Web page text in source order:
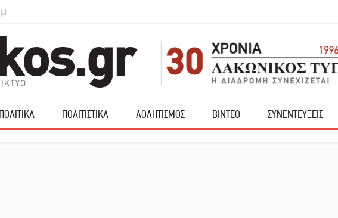
ΠΟΛΙΤΙΣΤΙΚΑ ΑΘΛΗΤΙΣΜΟΣ ΒΙΝΤΕΟ ΣΥΝΕΝΤΕΥΞΕΙΣ